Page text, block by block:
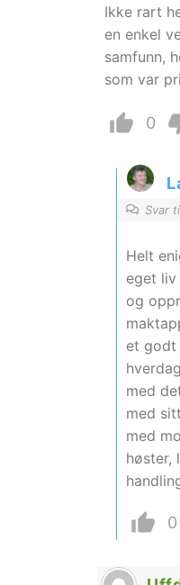
Ikke rart
en enkel
samfunn,
som var
0
Svar
Helt
eget liv
og
et godt
med
med
med
høster,
0